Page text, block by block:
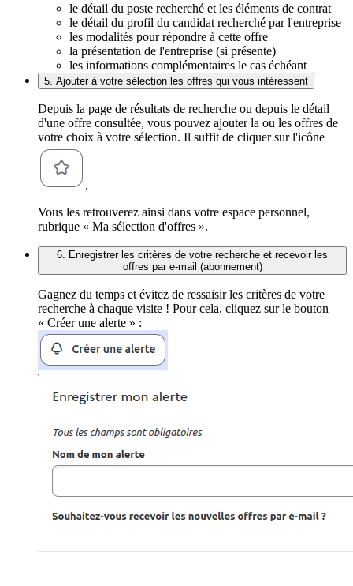
le détail du poste recherché et les éléments de contrat
le détail du profil du candidat recherché par l'entreprise
les modalités pour répondre à cette offre
la présentation de l'entreprise (si présente)
les informations complémentaires le cas échéant
5. Ajouter à votre sélection les offres qui vous intéressent
Depuis la page de résultats de recherche ou depuis le détail
d'une offre consultée, vous pouvez ajouter la ou les offres de
votre choix à votre sélection. Il suffit de cliquer sur l'icône
.
Vous les retrouverez ainsi dans votre espace personnel,
rubrique « Ma sélection d'offres ».
6. Enregistrer les critères de votre recherche et recevoir les
offres par e-mail (abonnement)
Gagnez du temps et évitez de ressaisir les critères de votre
recherche à chaque visite ! Pour cela, cliquez sur le bouton
« Créer une alerte » :